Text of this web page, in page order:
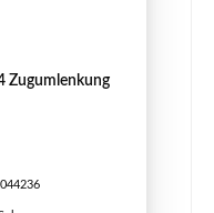
Zugumlenkung